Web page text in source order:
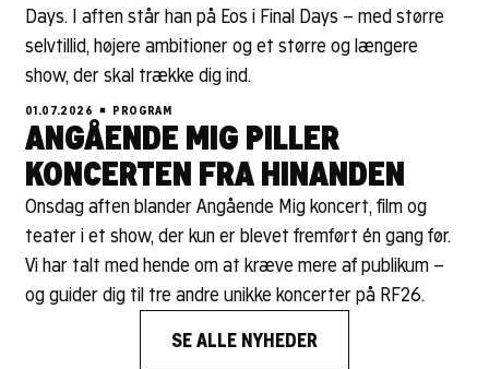
Days. I aften står han på Eos i Final Days – med større
selvtillid, højere ambitioner og et større og længere
show, der skal trække dig ind.
01.07.2026 PROGRAM
ANGÅENDE MIG PILLER
KONCERTEN FRA HINANDEN
Onsdag aften blander Angående Mig koncert, film og
teater i et show, der kun er blevet fremført én gang før.
Vi har talt med hende om at kræve mere af publikum –
og guider dig til tre andre unikke koncerter på RF26.
SE ALLE NYHEDER